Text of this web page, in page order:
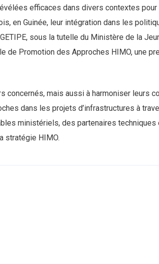
efficaces dans divers contextes pour
en Guinée, leur intégration dans les
sous la tutelle du Ministère de la
de Promotion des Approches HIMO, une
mais aussi à harmoniser leurs
dans les projets d’infrastructures à
ministériels, des partenaires techniques
stratégie HIMO.